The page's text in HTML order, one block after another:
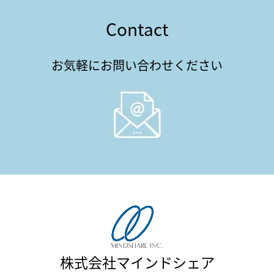
Contact
お気軽にお問い合わせください
株式会社マインドシェア